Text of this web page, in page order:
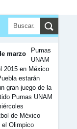
marzo
Pumas
UNAM
2015 en México
estarán
gran juego de la
Pumas UNAM
de México
el Olimpico
▼